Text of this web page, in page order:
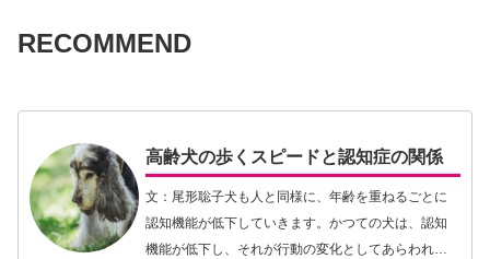
RECOMMEND
高齢犬の歩くスピードと認知症の関係
文：尾形聡子犬も人と同様に、年齢を重ねるごとに
認知機能が低下していきます。かつての犬は、認知
機能が低下し、それが行動の変化としてあらわれて